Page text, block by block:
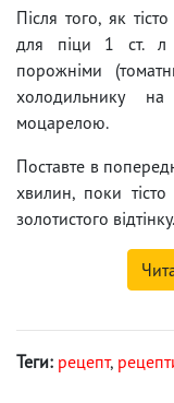
Після того, як
для піци 1 ст. л
порожніми
холодильнику
моцарелою.
Поставте в
хвилин, поки
золотистого відтінку.
Теги: рецепт,